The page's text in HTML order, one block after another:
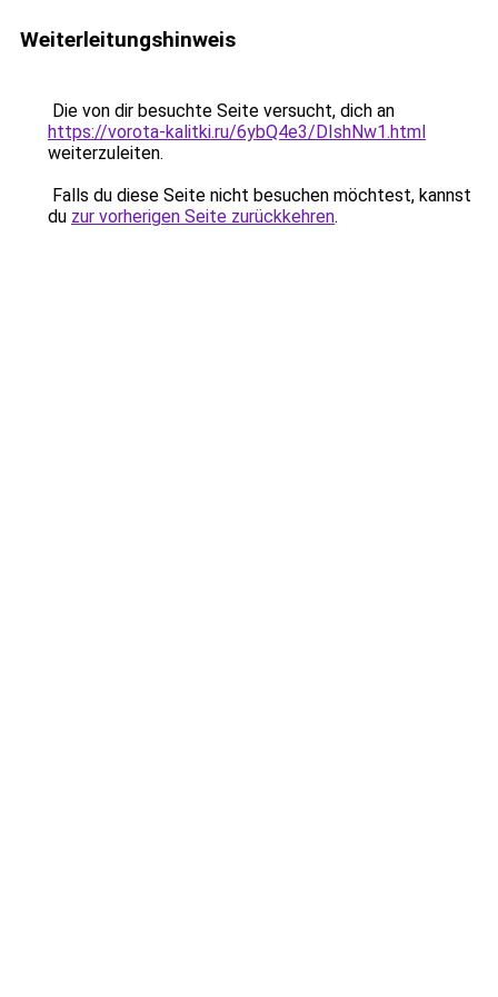
Weiterleitungshinweis
Die von dir besuchte Seite versucht, dich an
https://vorota-kalitki.ru/6ybQ4e3/DIshNw1.html
weiterzuleiten.
Falls du diese Seite nicht besuchen möchtest, kannst
du zur vorherigen Seite zurückkehren.